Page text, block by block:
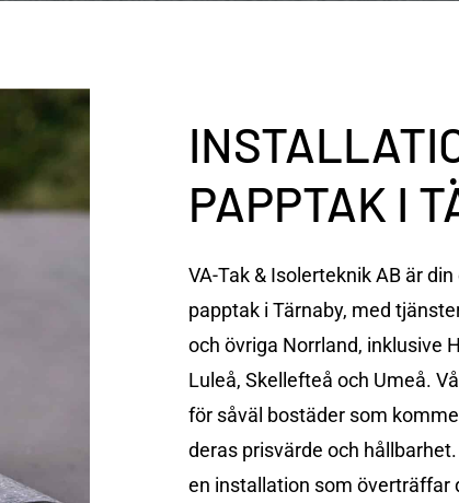
PAPPTAK I
VA-Tak & Isolerteknik AB är
papptak i Tärnaby, med
och övriga Norrland, inklusive
Luleå, Skellefteå och Umeå.
för såväl bostäder som
deras prisvärde och
en installation som överträffar